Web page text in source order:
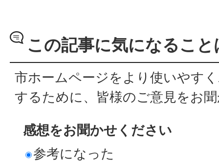
この記事に気になるこ
市ホームページをより使いやす
するために、皆様のご意見をお
感想をお聞かせください
参考になった